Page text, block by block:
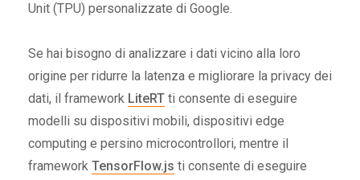
Unit (TPU) personalizzate di Google.
Se hai bisogno di analizzare i dati vicino alla loro
origine per ridurre la latenza e migliorare la privacy dei
dati, il framework LiteRT ti consente di eseguire
modelli su dispositivi mobili, dispositivi edge
computing e persino microcontrollori, mentre il
framework TensorFlow.js ti consente di eseguire